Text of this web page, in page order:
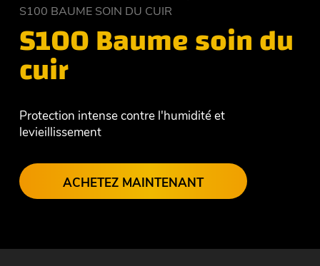
S100 BAUME SOIN DU CUIR
S100 Baume soin du
cuir
Protection intense contre l'humidité et
levieillissement
ACHETEZ MAINTENANT